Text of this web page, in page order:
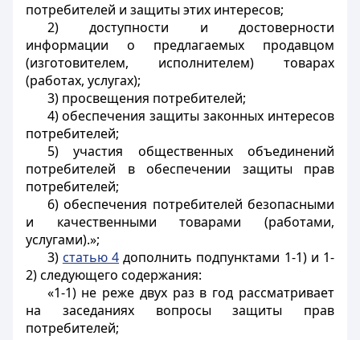
потребителей и защиты этих интересов;
2) доступности и достоверности
информации о предлагаемых продавцом
(изготовителем, исполнителем) товарах
(работах, услугах);
3) просвещения потребителей;
4) обеспечения защиты законных интересов
потребителей;
5) участия общественных объединений
потребителей в обеспечении защиты прав
потребителей;
6) обеспечения потребителей безопасными
и качественными товарами (работами,
услугами).»;
3) статью 4 дополнить подпунктами 1-1) и 1-
2) следующего содержания:
«1-1) не реже двух раз в год рассматривает
на заседаниях вопросы защиты прав
потребителей;